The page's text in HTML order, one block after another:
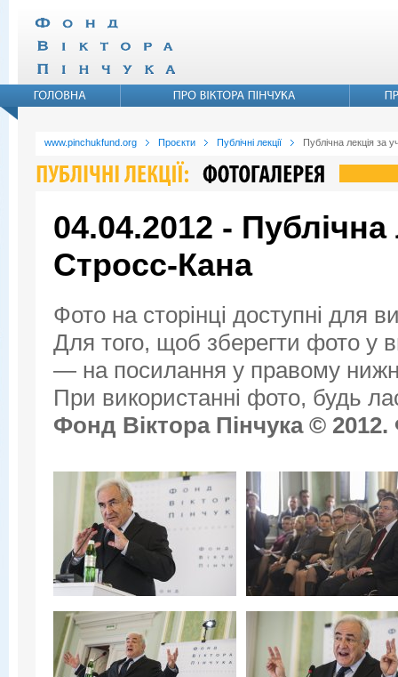
www.pinchukfund.org Проєкти Публічні лекції Публічна лекція за
04.04.2012 - Публічна
Стросс-Кана
Фото на сторінці доступні для
Для того, щоб зберегти фото у
— на посилання у правому
При використанні фото, будь
Фонд Віктора Пінчука ©